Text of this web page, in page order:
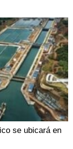
se ubicará en